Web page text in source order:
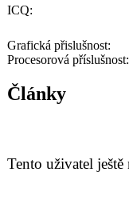
ICQ:
Grafická přislušnost:
Procesorová příslušnost:
Články
Tento uživatel